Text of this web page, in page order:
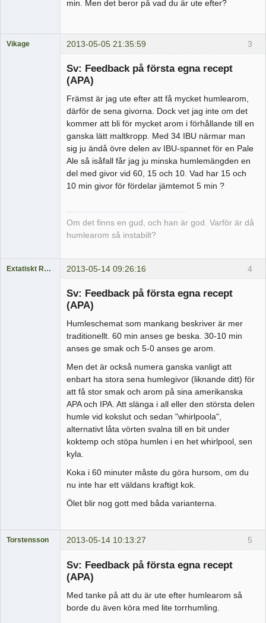
min. Men det beror på vad du är ute efter?
3
Vikage 2013-05-05 21:35:59
Sv: Feedback på första egna recept
(APA)
Främst är jag ute efter att få mycket humlearom,
därför de sena givorna. Dock vet jag inte om det
kommer att bli för mycket arom i förhållande till en
ganska lätt maltkropp. Med 34 IBU närmar man
sig ju ändå övre delen av IBU-spannet för en Pale
Ale så isåfall får jag ju minska humlemängden en
del med givor vid 60, 15 och 10. Vad har 15 och
10 min givor för fördelar jämtemot 5 min ?
Om det finns en gud, och han är god. Varför är då
humlearom så instabilt?
4
Extatiskt Rasande 2013-05-14 09:26:16
Sv: Feedback på första egna recept
(APA)
Humleschemat som mankang beskriver är mer
traditionellt. 60 min anses ge beska. 30-10 min
anses ge smak och 5-0 anses ge arom.
Men det är också numera ganska vanligt att
enbart ha stora sena humlegivor (liknande ditt) för
att få stor smak och arom på sina amerikanska
APA och IPA. Att slänga i all eller den största delen
humle vid kokslut och sedan "whirlpoola",
alternativt låta vörten svalna till en bit under
koktemp och stöpa humlen i en het whirlpool, sen
kyla.
Koka i 60 minuter måste du göra hursom, om du
nu inte har ett väldans kraftigt kok.
Ölet blir nog gott med båda varianterna.
5
Torstensson 2013-05-14 10:13:27
Sv: Feedback på första egna recept
(APA)
Med tanke på att du är ute efter humlearom så
borde du även köra med lite torrhumling.